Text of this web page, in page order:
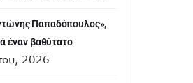
Παπαδόπουλος»,
έναν βαθύτατο
2026